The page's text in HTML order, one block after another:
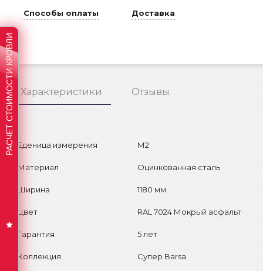
Способы оплаты Доставка
Характеристики Отзывы
Еденица измерения М2
Материал Оцинкованная сталь
Ширина 1180 мм
Цвет RAL 7024 Мокрый асфальт
Гарантия 5 лет
Коллекция Супер Barsa
РАСЧЕТ СТОИМОСТИ КРОВЛИ